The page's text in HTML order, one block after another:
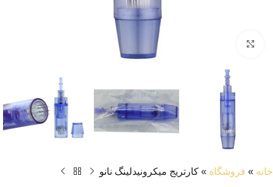
خانه » فروشگاه » کارتریج میکرونیدلینگ نانو